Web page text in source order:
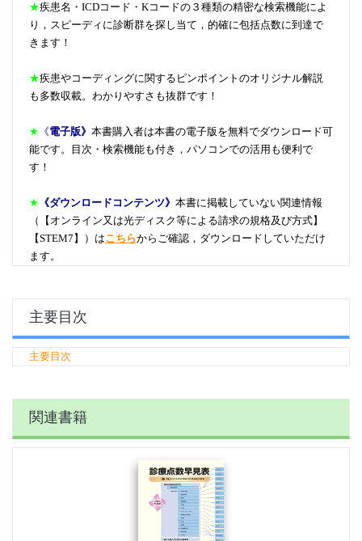
★疾患名・ICDコード・Kコードの３種類の精密な検索機能によ
り，スピーディに診断群を探し当て，的確に包括点数に到達で
きます！
★疾患やコーディングに関するピンポイントのオリジナル解説
も多数収載。わかりやすさも抜群です！
★ 《電子版》 本書購入者は本書の電子版を無料でダウンロード可
能です。目次・検索機能も付き，パソコンでの活用も便利で
す！
★ 《ダウンロードコンテンツ》 本書に掲載していない関連情報
（【オンライン又は光ディスク等による請求の規格及び方式】
【STEM7】）はこちらからご確認，ダウンロードしていただけ
ます。
主要目次
主要目次
関連書籍